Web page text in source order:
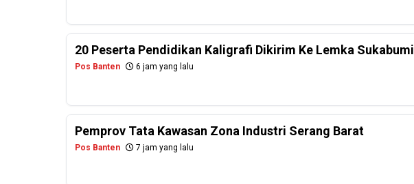
20 Peserta Pendidikan Kaligrafi Dikirim Ke Lemka Sukabumi
Pos Banten 6 jam yang lalu
Pemprov Tata Kawasan Zona Industri Serang Barat
Pos Banten 7 jam yang lalu